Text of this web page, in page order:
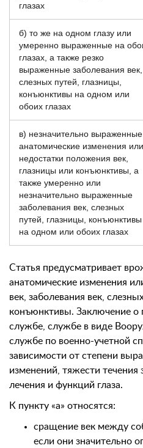
глазах
б) то же на одном глазу или
умеренно выраженные на
глазах, а также резко
выраженные заболевания век,
слезных путей, глазницы,
конъюнктивы на одном или
обоих глазах
в) незначительно выраженные
анатомические изменения или
недостатки положения век,
глазницы или конъюнктивы, а
также умеренно или
незначительно выраженные
заболевания век, слезных
путей, глазницы, конъюнктивы
на одном или обоих глазах
Статья предусматривает
анатомические изменения
век, заболевания век,
конъюнктивы. Заключение о
службе, службе в виде
службе по военно-учетной
зависимости от степени
изменений, тяжести течения
лечения и функций глаза.
К пункту «а» относятся:
сращение век между
если они значительно